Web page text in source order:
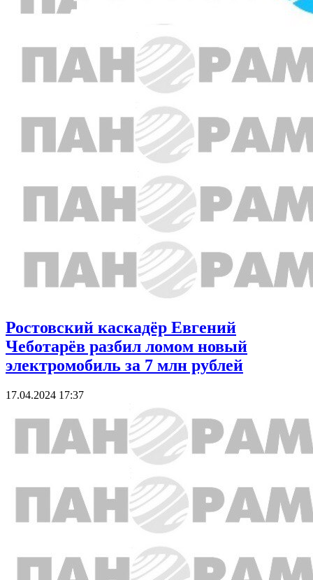
Ростовский каскадёр Евгений
Чеботарёв разбил ломом новый
электромобиль за 7 млн рублей
17.04.2024 17:37